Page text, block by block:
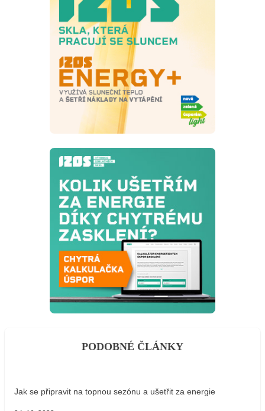
PODOBNÉ ČLÁNKY
Jak se připravit na topnou sezónu a ušetřit za energie